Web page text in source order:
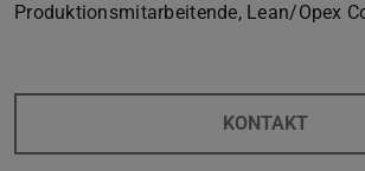
Produktionsmitarbeitende, Lean/Opex
KONTAKT